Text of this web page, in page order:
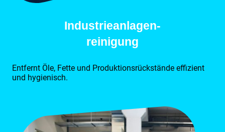
Industrieanlagen-
reinigung
Entfernt Öle, Fette und Produktionsrückstände effizient
und hygienisch.